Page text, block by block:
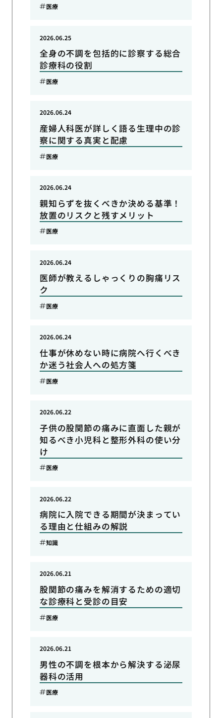
医療
全身の不調を包括的に診察する総合
診療科の役割
2026.06.25
医療
産婦人科医が詳しく語る生理中の診
察に関する真実と配慮
2026.06.24
医療
親知らずを抜くべきか決める基準！
放置のリスクと残すメリット
2026.06.24
医療
医師が教えるしゃっくりの胸痛リス
ク
2026.06.24
医療
仕事が休めない時に病院へ行くべき
か迷う社会人への処方箋
2026.06.24
医療
子供の股関節の痛みに直面した親が
知るべき小児科と整形外科の使い分
け
2026.06.22
医療
病院に入院できる期間が決まってい
る理由と仕組みの解説
2026.06.22
知識
股関節の痛みを解消するための適切
な診療科と受診の目安
2026.06.21
医療
男性の不調を根本から解決する泌尿
器科の活用
2026.06.21
医療